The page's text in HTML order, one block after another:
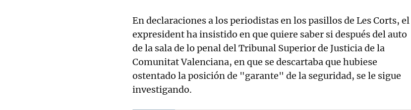
En declaraciones a los periodistas en los pasillos de Les Corts, el
expresident ha insistido en que quiere saber si después del auto
de la sala de lo penal del Tribunal Superior de Justicia de la
Comunitat Valenciana, en que se descartaba que hubiese
ostentado la posición de "garante" de la seguridad, se le sigue
investigando.